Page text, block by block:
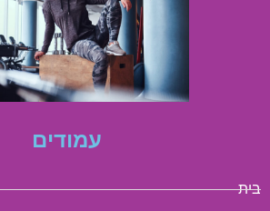
עמודים
בית